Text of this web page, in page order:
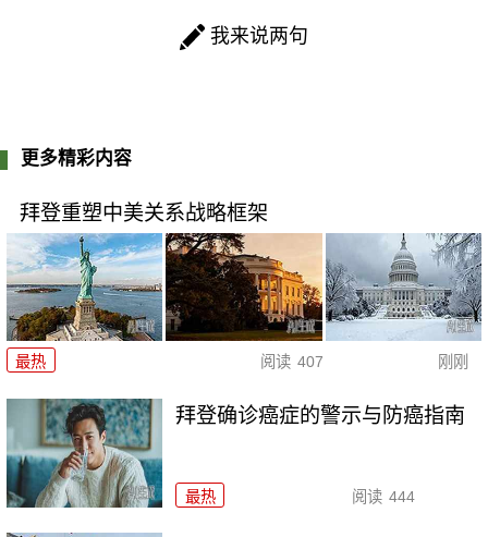
我来说两句
更多精彩内容
拜登重塑中美关系战略框架
最热 阅读 407 刚刚
拜登确诊癌症的警示与防癌指南
最热 阅读 444